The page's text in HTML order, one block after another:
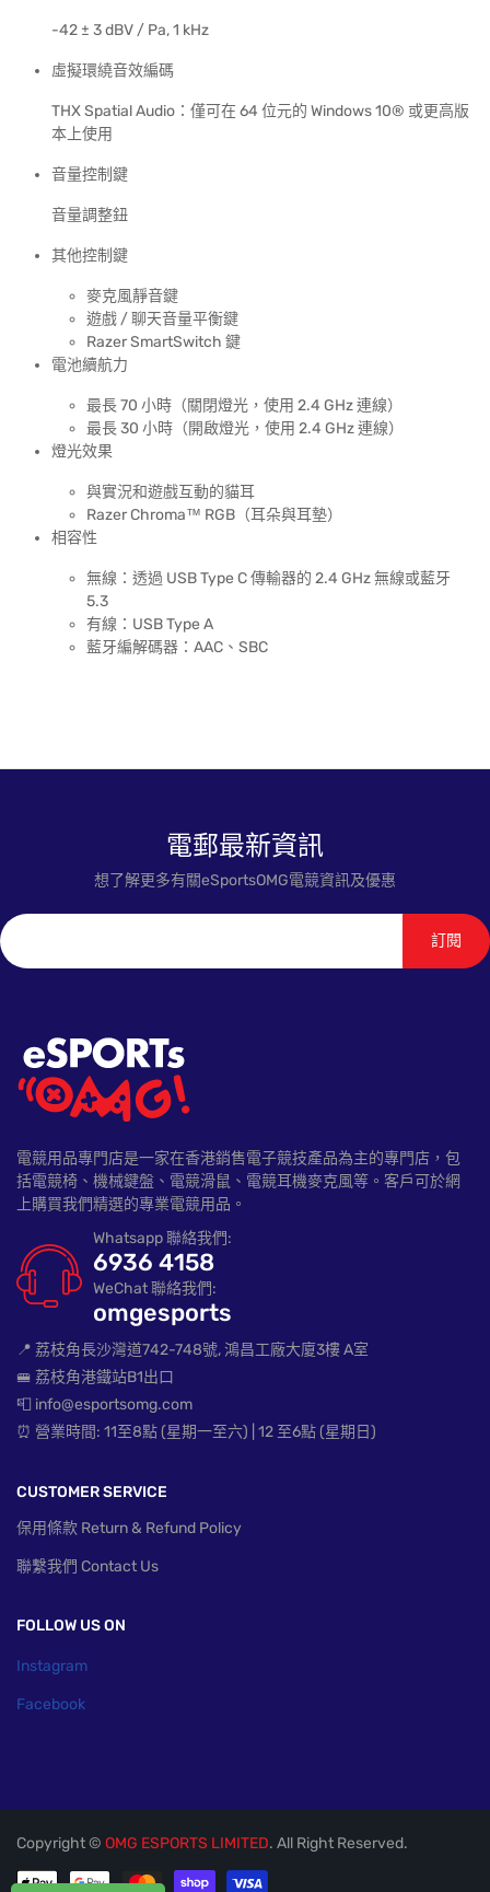
-42 ± 3 dBV / Pa, 1 kHz
虛擬環繞音效編碼
THX Spatial Audio：僅可在 64 位元的 Windows 10® 或更高版
本上使用
音量控制鍵
音量調整鈕
其他控制鍵
麥克風靜音鍵
遊戲 / 聊天音量平衡鍵
Razer SmartSwitch 鍵
電池續航力
最長 70 小時（關閉燈光，使用 2.4 GHz 連線）
最長 30 小時（開啟燈光，使用 2.4 GHz 連線）
燈光效果
與實況和遊戲互動的貓耳
Razer Chroma™ RGB（耳朵與耳墊）
相容性
無線：透過 USB Type C 傳輸器的 2.4 GHz 無線或藍牙
5.3
有線：USB Type A
藍牙編解碼器：AAC、SBC
電郵最新資訊
想了解更多有關eSportsOMG電競資訊及優惠
訂閱
電競用品專門店是一家在香港銷售電子競技產品為主的專門店，包
括電競椅、機械鍵盤、電競滑鼠、電競耳機麥克風等。客戶可於網
上購買我們精選的專業電競用品。
Whatsapp 聯絡我們:
6936 4158
WeChat 聯絡我們:
omgesports
📍 荔枝角長沙灣道742-748號, 鴻昌工廠大廈3樓 A室
🚝 荔枝角港鐵站B1出口
📮 info@esportsomg.com
⏰ 營業時間: 11至8點 (星期一至六) | 12 至6點 (星期日)
CUSTOMER SERVICE
保用條款 Return & Refund Policy
聯繫我們 Contact Us
FOLLOW US ON
Instagram
Facebook
Copyright © OMG ESPORTS LIMITED. All Right Reserved.
付款方式